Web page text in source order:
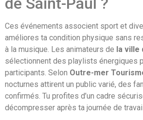
Ces événements associent sport et
améliores ta condition physique sans
à la musique. Les animateurs de la ville
sélectionnent des playlists énergiques
participants. Selon Outre-mer
nocturnes attirent un public varié, des
confirmés. Tu profites d’un cadre
décompresser après ta journée de